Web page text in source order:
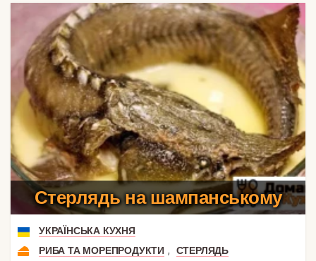
Стерлядь на шампанському
УКРАЇНСЬКА КУХНЯ
РИБА ТА МОРЕПРОДУКТИ ,
СТЕРЛЯДЬ